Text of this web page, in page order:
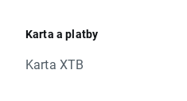
Karta a platby
Karta XTB